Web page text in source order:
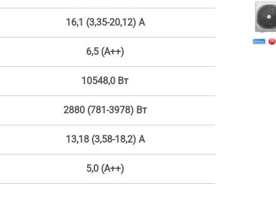
16,1 (3,35-20,12) А
6,5 (А++)
10548,0 Вт
2880 (781-3978) Вт
13,18 (3,58-18,2) А
5,0 (А++)